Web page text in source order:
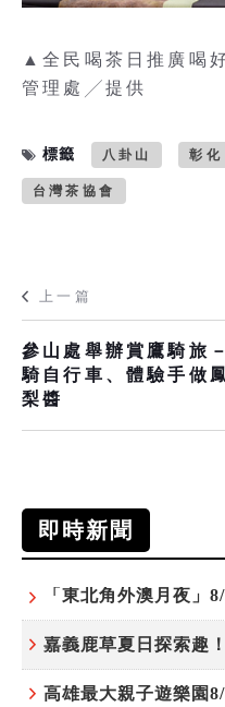
▲全民喝茶日推廣喝
管理處╱提供
標籤 八卦山 彰化
台灣茶協會
上一篇
參山處舉辦賞鷹騎旅－
騎自行車、體驗手做
梨醬
即時新聞